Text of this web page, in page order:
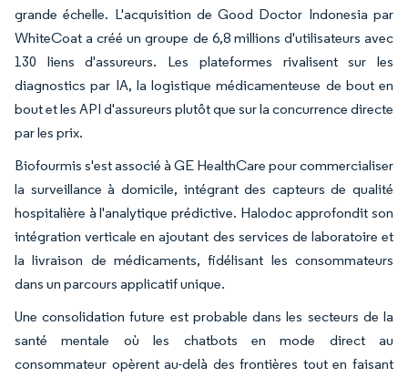
grande échelle. L'acquisition de Good Doctor Indonesia par
WhiteCoat a créé un groupe de 6,8 millions d'utilisateurs avec
130 liens d'assureurs. Les plateformes rivalisent sur les
diagnostics par IA, la logistique médicamenteuse de bout en
bout et les API d'assureurs plutôt que sur la concurrence directe
par les prix.
Biofourmis s'est associé à GE HealthCare pour commercialiser
la surveillance à domicile, intégrant des capteurs de qualité
hospitalière à l'analytique prédictive. Halodoc approfondit son
intégration verticale en ajoutant des services de laboratoire et
la livraison de médicaments, fidélisant les consommateurs
dans un parcours applicatif unique.
Une consolidation future est probable dans les secteurs de la
santé mentale où les chatbots en mode direct au
consommateur opèrent au-delà des frontières tout en faisant